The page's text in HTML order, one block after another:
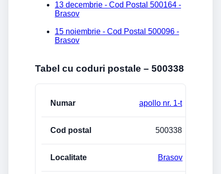
13 decembrie - Cod Postal 500164 -
Brasov
15 noiembrie - Cod Postal 500096 -
Brasov
Tabel cu coduri postale – 500338
apollo nr. 1-t
500338
Brasov